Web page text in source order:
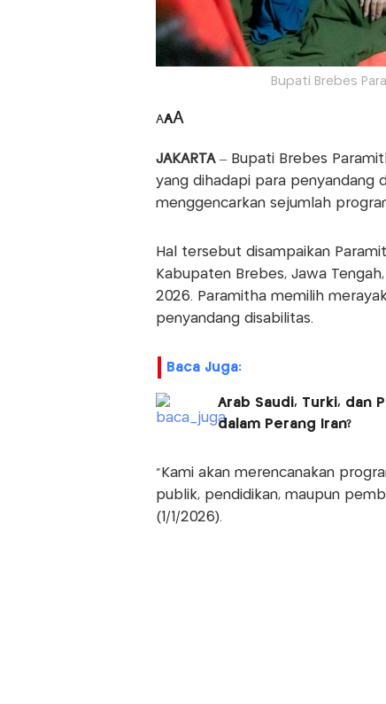
Bupati Brebes
AAA
JAKARTA– Bupati Brebes
yang dihadapi para penyandang
menggencarkan sejumlah
Hal tersebut disampaikan
Kabupaten Brebes, Jawa
2026. Paramitha memilih
penyandang disabilitas.
Baca Juga:
Arab Saudi, Turki, dan
dalam Perang Iran?
“Kami akan merencanakan
publik, pendidikan, maupun
(1/1/2026).